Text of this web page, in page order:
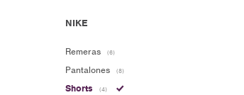
Remeras (6)
Pantalones (8)
Shorts (4)